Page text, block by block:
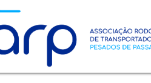
procura?